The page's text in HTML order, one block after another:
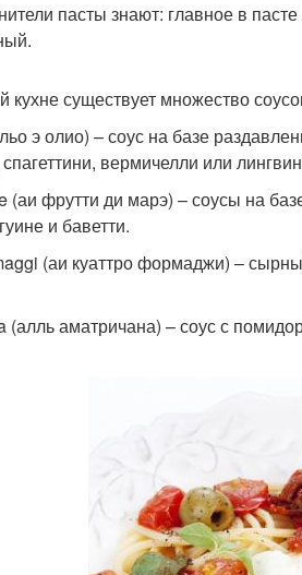
пасты знают: главное в
кухне существует множество
э олио) – соус на базе
спагеттини, вермичелли или
(аи фрутти ди марэ) – соусы на
и баветти.
(аи куаттро формаджи) –
аматричана) – соус с